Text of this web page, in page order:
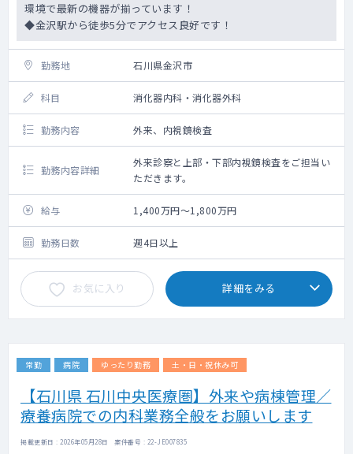
環境で最新の機器が揃っています！
◆金沢駅から徒歩5分でアクセス良好です！
勤務地 石川県金沢市
科目 消化器内科・消化器外科
勤務内容 外来、内視鏡検査
勤務内容詳細
外来診察と上部・下部内視鏡検査をご担当い
ただきます。
給与 1,400万円～1,800万円
勤務日数 週4日以上
お気に入り 詳細をみる
常勤 病院 ゆったり勤務 土・日・祝休み可
【石川県 石川中央医療圏】外来や病棟管理／
療養病院での内科業務全般をお願いします
掲載更新日 : 2026年05月28日 案件番号 : 22-JE007835